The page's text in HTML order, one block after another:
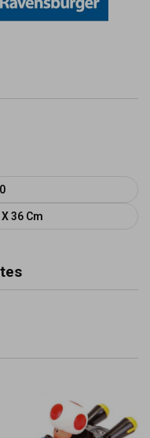
36 Cm